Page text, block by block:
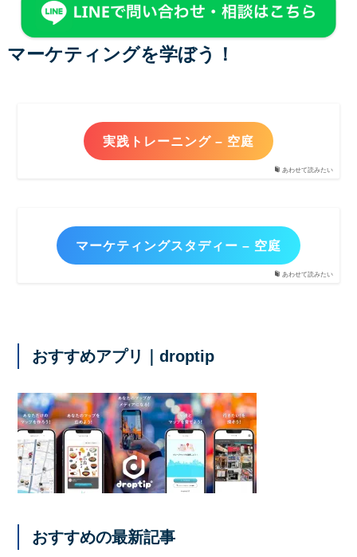
マーケティングを学ぼう！
あわせて読みたい
実践トレーニング – 空庭
あわせて読みたい
マーケティングスタディー – 空庭
おすすめアプリ｜droptip
おすすめの最新記事